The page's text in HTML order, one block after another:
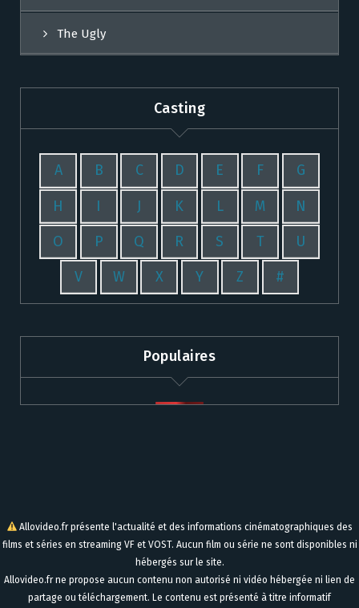
The Ugly
Casting
A B C D E F G
H I J K L M N
O P Q R S T U
V W X Y Z #
Populaires
Allovideo.fr présente l'actualité et des informations cinématographiques des
films et séries en streaming VF et VOST. Aucun film ou série ne sont disponibles ni
hébergés sur le site.
Allovideo.fr ne propose aucun contenu non autorisé ni vidéo hébergée ni lien de
partage ou téléchargement. Le contenu est présenté à titre informatif